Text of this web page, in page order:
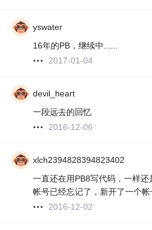
yswater
16年的PB，继续中......
2017-01-04
devil_heart
一段远去的回忆
2016-12-06
xlch2394828394823402
一直还在用PB8写代码，一样
帐号已经忘记了，新开了一个
2016-12-02